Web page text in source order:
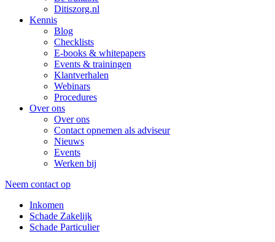
Ditiszorg.nl
Kennis
Blog
Checklists
E-books & whitepapers
Events & trainingen
Klantverhalen
Webinars
Procedures
Over ons
Over ons
Contact opnemen als adviseur
Nieuws
Events
Werken bij
Neem contact op
Inkomen
Schade Zakelijk
Schade Particulier